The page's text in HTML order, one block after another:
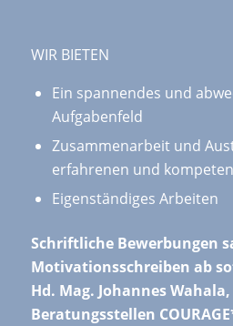
WIR BIETEN
Ein spannendes und
Aufgabenfeld
Zusammenarbeit und
erfahrenen und
Eigenständiges Arbeiten
Schriftliche Bewerbungen
Motivationsschreiben ab
Hd. Mag. Johannes
Beratungsstellen